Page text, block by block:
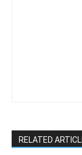
RELATED